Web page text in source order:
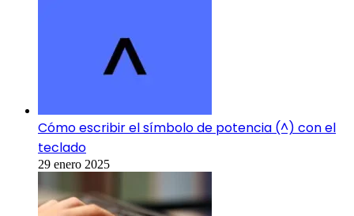
Cómo escribir el símbolo de potencia (^) con el
teclado
29 enero 2025